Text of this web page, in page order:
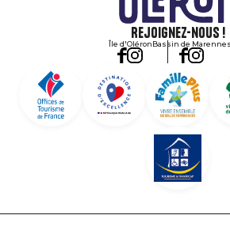
Rejoignez-nous !
Île d'OléronBassin de Marennes